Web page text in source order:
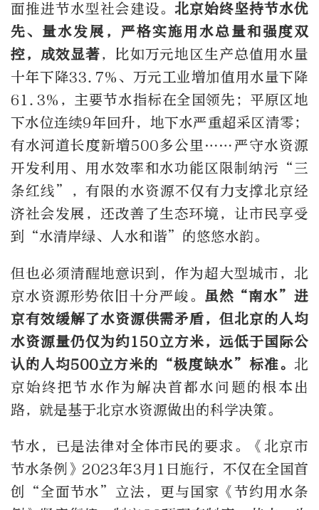
面推进节水型社会建设。北京始终坚持节水优
先、量水发展，严格实施用水总量和强度双
控，成效显著，比如万元地区生产总值用水量
十年下降33.7%、万元工业增加值用水量下降
61.3%，主要节水指标在全国领先；平原区地
下水位连续9年回升，地下水严重超采区清零；
有水河道长度新增500多公里……严守水资源
开发利用、用水效率和水功能区限制纳污“三
条红线”，有限的水资源不仅有力支撑北京经
济社会发展，还改善了生态环境，让市民享受
到“水清岸绿、人水和谐”的悠悠水韵。
但也必须清醒地意识到，作为超大型城市，北
京水资源形势依旧十分严峻。 虽然“南水”进
京有效缓解了水资源供需矛盾，但北京的人均
水资源量仍仅为约150立方米，远低于国际公
认的人均500立方米的“极度缺水”标准。 北
京始终把节水作为解决首都水问题的根本出
路，就是基于北京水资源做出的科学决策。
节水，已是法律对全体市民的要求。《北京市
节水条例》2023年3月1日施行，不仅在全国首
创“全面节水”立法，更与国家《节约用水条